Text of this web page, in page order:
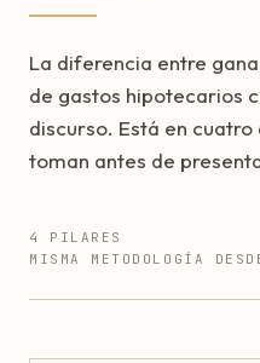
La diferencia entre
de gastos hipotecarios
discurso. Está en
toman antes de
4 PILARES
MISMA METODOLOGÍA